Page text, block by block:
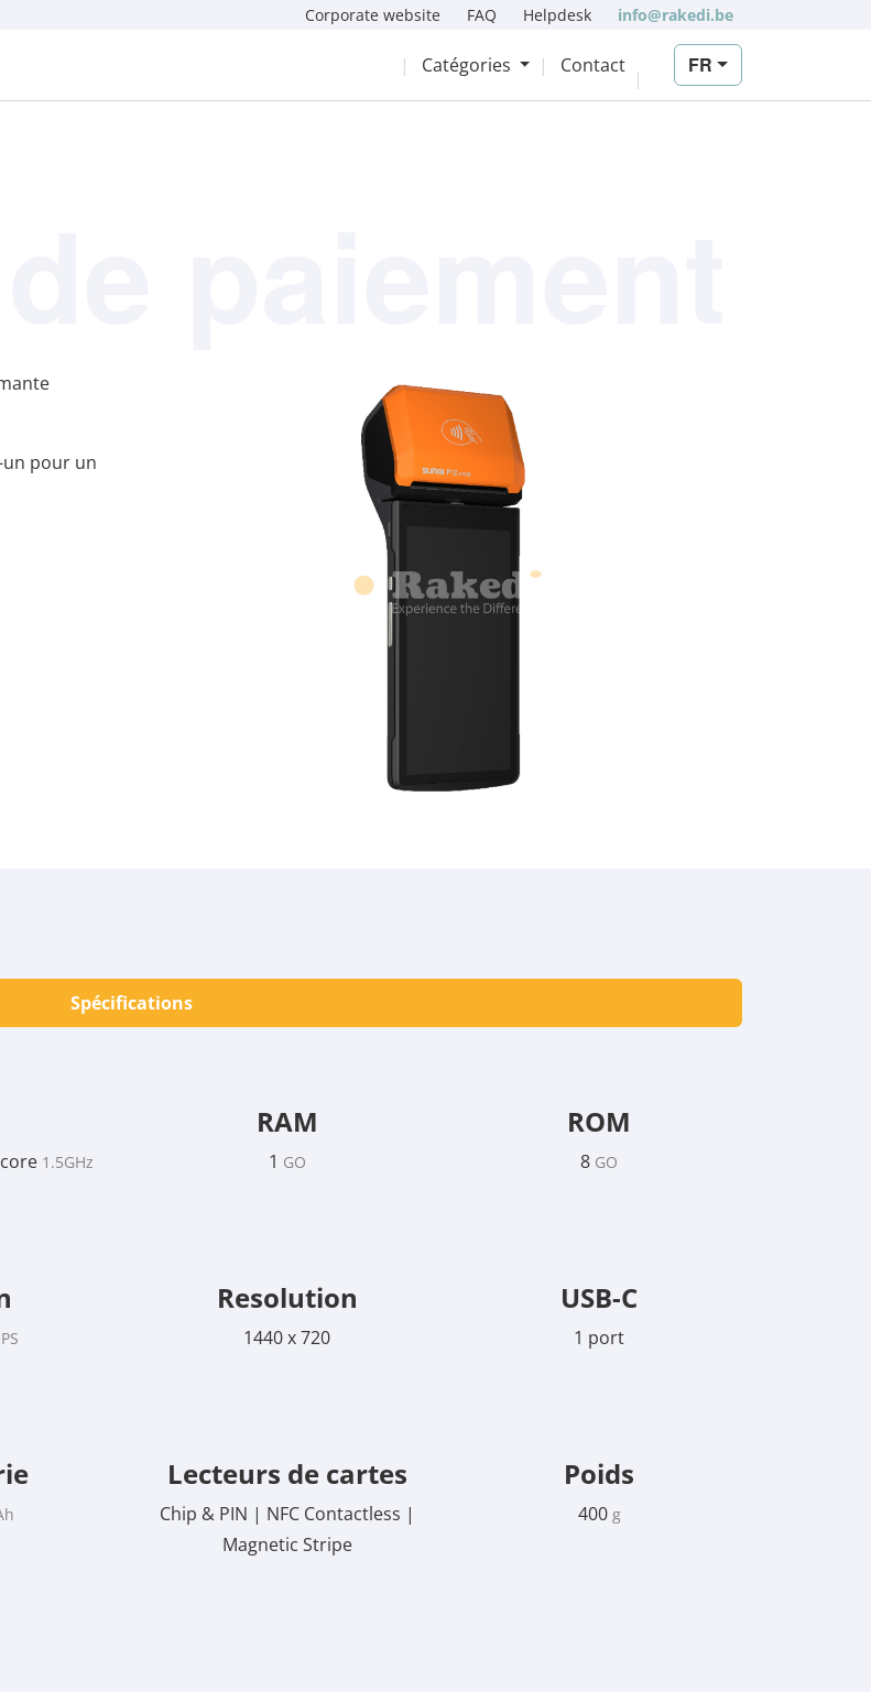
Corporate website FAQ Helpdesk info@rakedi.be
Catégories Contact FR
paiement
pour un
Spécifications
1.5GHz
RAM
1 GO
ROM
8 GO
Resolution
1440 x 720
USB-C
1 port
Lecteurs de cartes
Chip & PIN | NFC Contactless |
Magnetic Stripe
Poids
400 g